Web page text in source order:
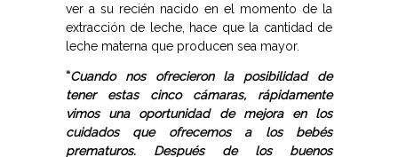
ver a su recién nacido en el momento de la
extracción de leche, hace que la cantidad de
leche materna que producen sea mayor.
“Cuando nos ofrecieron la posibilidad de
tener estas cinco cámaras, rápidamente
vimos una oportunidad de mejora en los
cuidados que ofrecemos a los bebés
prematuros. Después de los buenos